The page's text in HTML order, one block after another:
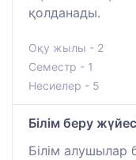
қолданады.
Оқу жылы - 2
Семестр - 1
Несиелер - 5
Білім беру
Білім алушылар